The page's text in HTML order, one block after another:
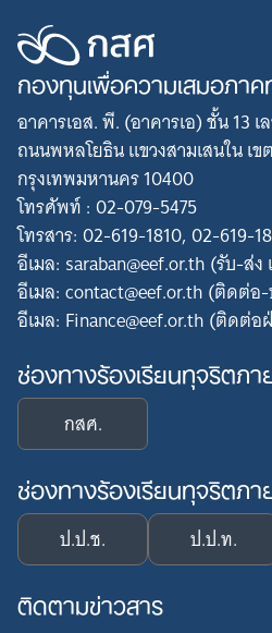
กองทุนเพื่อความเสมอภา
อาคารเอส. พี. (อาคารเอ) ชั้น 13 เ
ถนนพหลโยธิน แขวงสามเสนใน เ
กรุงเทพมหานคร 10400
โทรศัพท์ : 02-079-5475
โทรสาร: 02-619-1810, 02-619-
อีเมล: saraban@eef.or.th (รับ-ส่ง
อีเมล: contact@eef.or.th (ติดต่อ
อีเมล: Finance@eef.or.th (ติดต่
ช่องทางร้องเรียนทุจริตภา
กสศ.
ช่องทางร้องเรียนทุจริตภ
ป.ป.ช. ป.ป.ท.
ติดตามข่าวสาร